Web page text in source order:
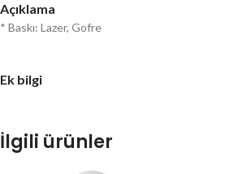
Açıklama
* Baskı: Lazer, Gofre
Ek bilgi
İlgili ürünler